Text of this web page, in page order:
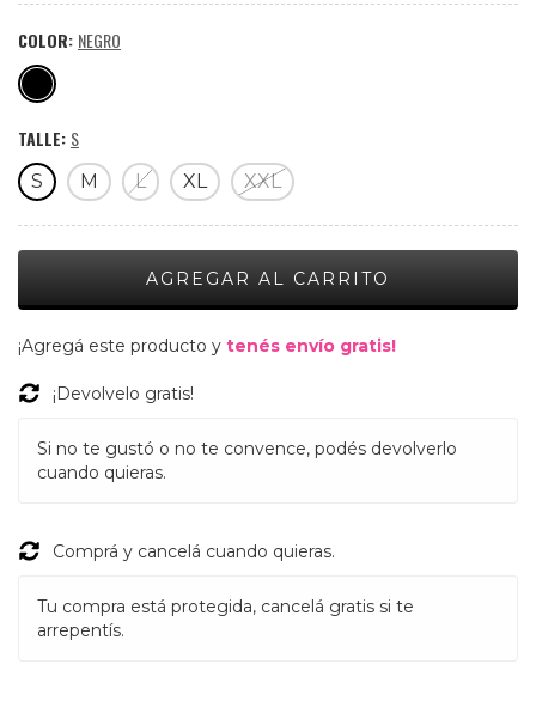
COLOR: NEGRO
TALLE: S
S M L XL XXL
¡Agregá este producto y tenés envío gratis!
¡Devolvelo gratis!
Si no te gustó o no te convence, podés devolverlo
cuando quieras.
Comprá y cancelá cuando quieras.
Tu compra está protegida, cancelá gratis si te
arrepentís.